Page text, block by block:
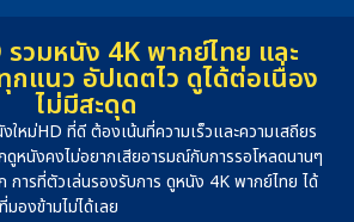
วมหนัง 4K พากย์ไทย และ
แนว อัปเดตไว ดูได้ต่อเนื่อง
ไม่มีสะดุด
ใหม่HD ที่ดี ต้องเน้นที่ความเร็วและความเสถียร
ดูหนังคงไม่อยากเสียอารมณ์กับการรอโหลดนานๆ
การที่ตัวเล่นรองรับการ ดูหนัง 4K พากย์ไทย ได้
องข้ามไม่ได้เลย